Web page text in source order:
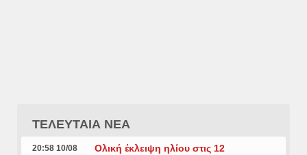
ΤΕΛΕΥΤΑΙΑ ΝΕΑ
20:58 10/08
Ολική έκλειψη ηλίου στις 12